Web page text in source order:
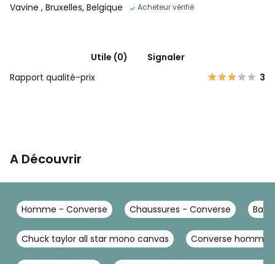
Vavine , Bruxelles, Belgique Acheteur vérifié
Utile (0)
Signaler
Rapport qualité-prix
3
A Découvrir
Homme - Converse Chaussures - Converse
Chuck taylor all star mono canvas Converse homme